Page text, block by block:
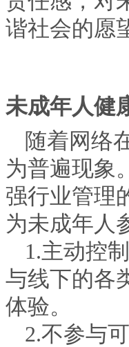
谐社会的愿
未成年人健
随着网络
为普遍现象
强行业管理
为未成年人
1.主动控
与线下的各
体验。
2.不参与